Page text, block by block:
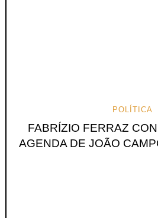
POLÍTICA
FABRÍZIO FERRAZ
AGENDA DE JOÃO